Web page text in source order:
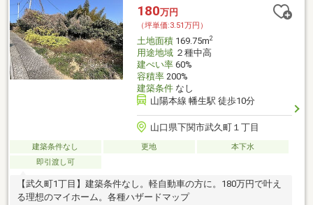
180万円
（坪単価:3.51万円）
土地面積169.75m2
用途地域２種中高
建ぺい率60%
容積率200%
建築条件なし
山陽本線 幡生駅 徒歩10分
山口県下関市武久町１丁目
建築条件なし 更地
本下水
即引渡し可
【武久町1丁目】建築条件なし。軽自動車の方に。180万円で叶え
る理想のマイホーム。各種ハザードマップ